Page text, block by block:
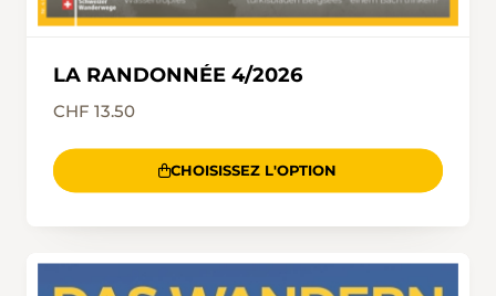
LA RANDONNÉE 4/2026
CHF 13.50
CHOISISSEZ L'OPTION